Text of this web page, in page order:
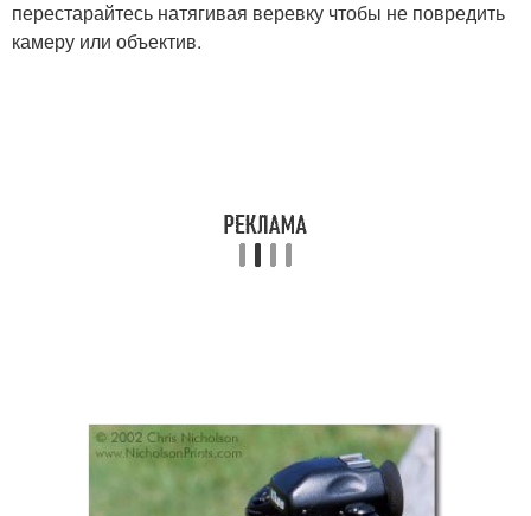
перестарайтесь натягивая веревку чтобы не повредить
камеру или объектив.